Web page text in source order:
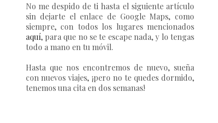
No me despido de ti hasta el siguiente artículo
sin dejarte el enlace de Google Maps, como
siempre, con todos los lugares mencionados
aquí, para que no se te escape nada, y lo tengas
todo a mano en tu móvil.
Hasta que nos encontremos de nuevo, sueña
con nuevos viajes, ¡pero no te quedes dormido,
tenemos una cita en dos semanas!